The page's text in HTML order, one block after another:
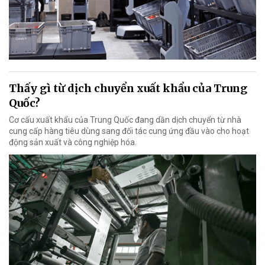
Thấy gì từ dịch chuyển xuất khẩu của Trung
Quốc?
Cơ cấu xuất khẩu của Trung Quốc đang dần dịch chuyển từ nhà
cung cấp hàng tiêu dùng sang đối tác cung ứng đầu vào cho hoạt
động sản xuất và công nghiệp hóa.